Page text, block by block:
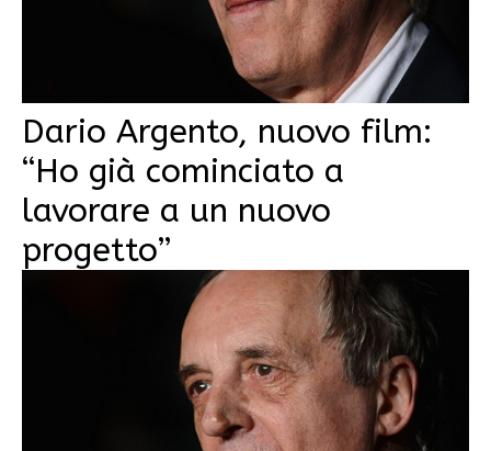
Dario Argento, nuovo film:
“Ho già cominciato a
lavorare a un nuovo
progetto”